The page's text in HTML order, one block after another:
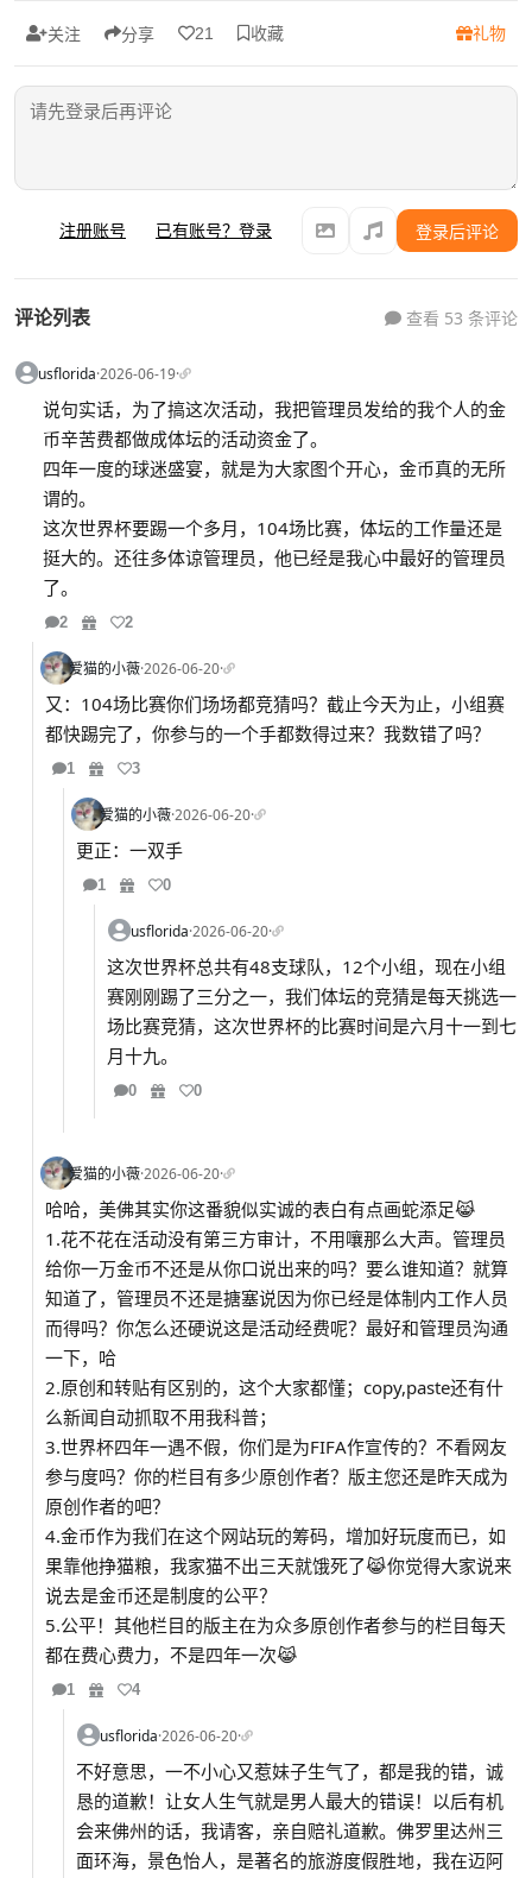
关注 分享 21 收藏 礼物
注册账号 已有账号？登录 登录后评论
评论列表 查看 53 条评论
usflorida·2026-06-19·
说句实话，为了搞这次活动，我把管理员发给的我个人的金
币辛苦费都做成体坛的活动资金了。
四年一度的球迷盛宴，就是为大家图个开心，金币真的无所
谓的。
这次世界杯要踢一个多月，104场比赛，体坛的工作量还是
挺大的。还往多体谅管理员，他已经是我心中最好的管理员
了。
2 2
爱猫的小薇·2026-06-20·
又：104场比赛你们场场都竞猜吗？截止今天为止，小组赛
都快踢完了，你参与的一个手都数得过来？我数错了吗？
1 3
爱猫的小薇·2026-06-20·
更正：一双手
1 0
usflorida·2026-06-20·
这次世界杯总共有48支球队，12个小组，现在小组
赛刚刚踢了三分之一，我们体坛的竞猜是每天挑选一
场比赛竞猜，这次世界杯的比赛时间是六月十一到七
月十九。
0 0
爱猫的小薇·2026-06-20·
哈哈，美佛其实你这番貌似实诚的表白有点画蛇添足😹
1.花不花在活动没有第三方审计，不用嚷那么大声。管理员
给你一万金币不还是从你口说出来的吗？要么谁知道？就算
知道了，管理员不还是搪塞说因为你已经是体制内工作人员
而得吗？你怎么还硬说这是活动经费呢？最好和管理员沟通
一下，哈
2.原创和转贴有区别的，这个大家都懂；copy,paste还有什
么新闻自动抓取不用我科普；
3.世界杯四年一遇不假，你们是为FIFA作宣传的？不看网友
参与度吗？你的栏目有多少原创作者？版主您还是昨天成为
原创作者的吧？
4.金币作为我们在这个网站玩的筹码，增加好玩度而已，如
果靠他挣猫粮，我家猫不出三天就饿死了😹你觉得大家说来
说去是金币还是制度的公平？
5.公平！其他栏目的版主在为众多原创作者参与的栏目每天
都在费心费力，不是四年一次😹
1 4
usflorida·2026-06-20·
不好意思，一不小心又惹妹子生气了，都是我的错，诚
恳的道歉！让女人生气就是男人最大的错误！以后有机
会来佛州的话，我请客，亲自赔礼道歉。佛罗里达州三
面环海，景色怡人，是著名的旅游度假胜地，我在迈阿